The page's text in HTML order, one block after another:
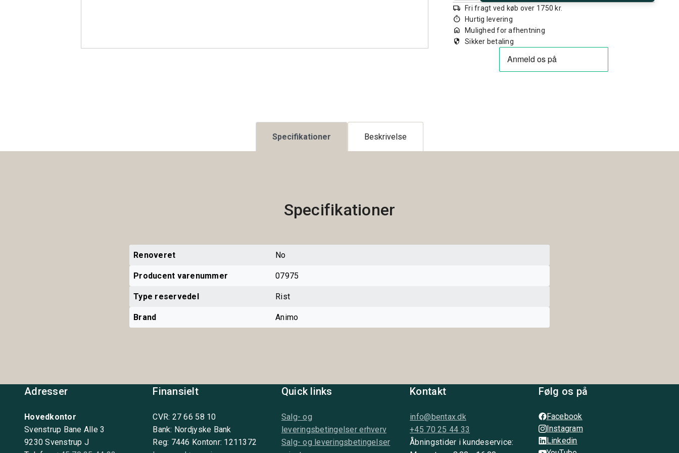
local_shipping Fri fragt ved køb over 1750 kr.
timer Hurtig levering
home Mulighed for afhentning
security Sikker betaling
Specifikationer Beskrivelse
Specifikationer
Renoveret No
Producent varenummer 07975
Type reservedel Rist
Brand Animo
Adresser
Hovedkontor
Svenstrup Bane Alle 3
9230 Svenstrup J
Finansielt
CVR: 27 66 58 10
Bank: Nordjyske Bank
Reg: 7446 Kontonr: 1211372
Quick links
Salg- og
leveringsbetingelser erhverv
Salg- og leveringsbetingelser
Kontakt
info@bentax.dk
+45 70 25 44 33
Åbningstider i kundeservice:
Følg os på
Facebook
Instagram
Linkedin